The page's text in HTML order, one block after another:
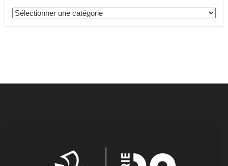
Catégories